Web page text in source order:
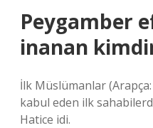
Peygamber
inanan
İlk Müslümanlar (Arapça:
kabul eden ilk
Hatice idi.